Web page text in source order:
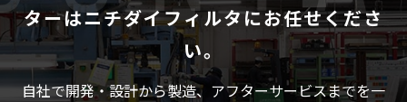
ターはニチダイフィルタにお任せくださ
い。
自社で開発・設計から製造、アフターサービスまでを一